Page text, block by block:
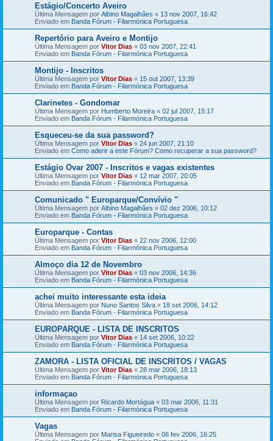
Estágio/Concerto Aveiro
Última Mensagem por Albino Magalhães « 13 nov 2007, 16:42
Enviado em Banda Fórum - Filarmónica Portuguesa
Repertório para Aveiro e Montijo
Última Mensagem por Vitor Dias « 03 nov 2007, 22:41
Enviado em Banda Fórum - Filarmónica Portuguesa
Montijo - Inscritos
Última Mensagem por Vitor Dias « 15 out 2007, 13:39
Enviado em Banda Fórum - Filarmónica Portuguesa
Clarinetes - Gondomar
Última Mensagem por Humberto Moreira « 02 jul 2007, 15:17
Enviado em Banda Fórum - Filarmónica Portuguesa
Esqueceu-se da sua password?
Última Mensagem por Vitor Dias « 24 jun 2007, 21:10
Enviado em Como aderir a este Fórum? Como recuperar a sua password?
Estágio Ovar 2007 - Inscritos e vagas existentes
Última Mensagem por Vitor Dias « 12 mar 2007, 20:05
Enviado em Banda Fórum - Filarmónica Portuguesa
Comunicado " Europarque/Convívio "
Última Mensagem por Albino Magalhães « 02 dez 2006, 10:12
Enviado em Banda Fórum - Filarmónica Portuguesa
Europarque - Contas
Última Mensagem por Vitor Dias « 22 nov 2006, 12:00
Enviado em Banda Fórum - Filarmónica Portuguesa
Almoço dia 12 de Novembro
Última Mensagem por Vitor Dias « 03 nov 2006, 14:36
Enviado em Banda Fórum - Filarmónica Portuguesa
achei muito interessante esta ideia
Última Mensagem por Nuno Santos Silva « 18 set 2006, 14:12
Enviado em Banda Fórum - Filarmónica Portuguesa
EUROPARQUE - LISTA DE INSCRITOS
Última Mensagem por Vitor Dias « 14 set 2006, 10:22
Enviado em Banda Fórum - Filarmónica Portuguesa
ZAMORA - LISTA OFICIAL DE INSCRITOS / VAGAS
Última Mensagem por Vitor Dias « 28 mar 2006, 18:13
Enviado em Banda Fórum - Filarmónica Portuguesa
informaçao
Última Mensagem por Ricardo Mortágua « 03 mar 2006, 11:31
Enviado em Banda Fórum - Filarmónica Portuguesa
Vagas
Última Mensagem por Marisa Figueiredo « 06 fev 2006, 16:25